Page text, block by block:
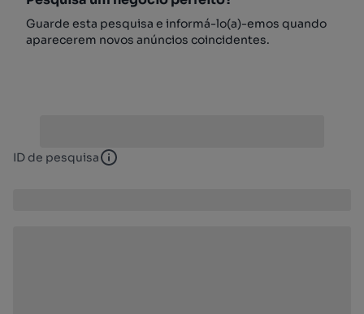
Guarde esta pesquisa e informá-lo(a)-emos quando
aparecerem novos anúncios coincidentes.
ID de pesquisa ID de pesquisa